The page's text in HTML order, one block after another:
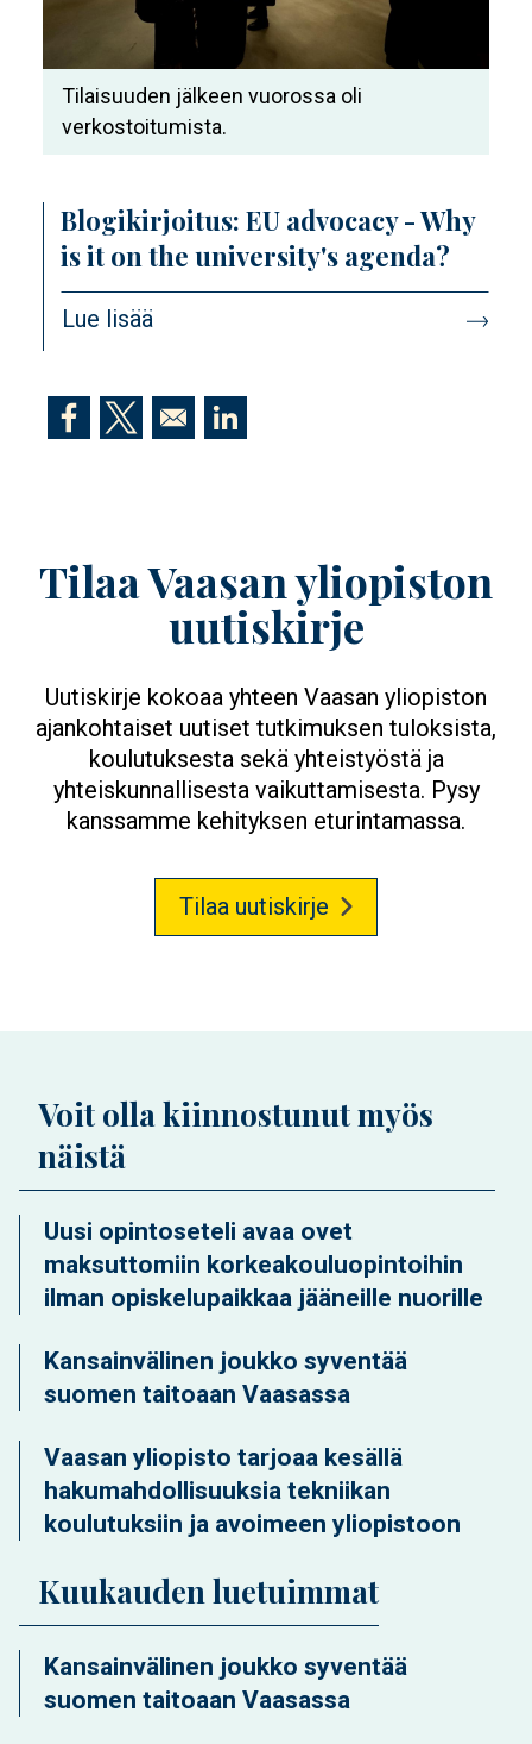
Tilaisuuden jälkeen vuorossa oli
verkostoitumista.
Blogikirjoitus: EU advocacy - Why
is it on the university's agenda?
Lue lisää
Opens in a new window
Opens in a new windowOpens in a new window
Tilaa Vaasan yliopiston
uutiskirje
Uutiskirje kokoaa yhteen Vaasan yliopiston
ajankohtaiset uutiset tutkimuksen tuloksista,
koulutuksesta sekä yhteistyöstä ja
yhteiskunnallisesta vaikuttamisesta. Pysy
kanssamme kehityksen eturintamassa.
Tilaa uutiskirje
Voit olla kiinnostunut myös
näistä
Uusi opintoseteli avaa ovet
maksuttomiin korkeakouluopintoihin
ilman opiskelupaikkaa jääneille nuorille
Kansainvälinen joukko syventää
suomen taitoaan Vaasassa
Vaasan yliopisto tarjoaa kesällä
hakumahdollisuuksia tekniikan
koulutuksiin ja avoimeen yliopistoon
Kuukauden luetuimmat
Kansainvälinen joukko syventää
suomen taitoaan Vaasassa